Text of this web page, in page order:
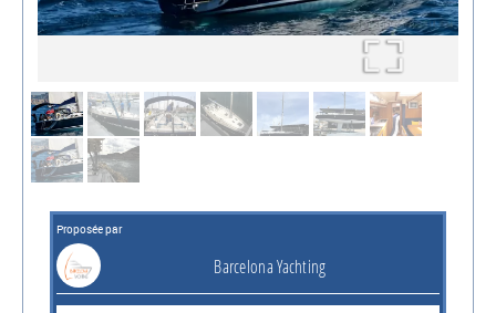
Proposée par
Barcelona Yachting